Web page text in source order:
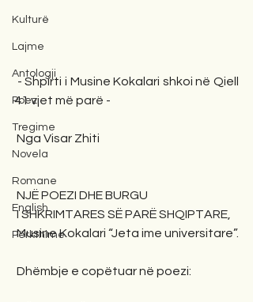
Kulturë
Lajme
Antologji
Poezi
Tregime
Novela
Romane
English
Përkthime
- Shpirti i Musine Kokalari shkoi në Qiell
41 vjet më parë -
Nga Visar Zhiti
NJË POEZI DHE BURGU
I SHKRIMTARES SË PARË SHQIPTARE,
Musine Kokalari “Jeta ime universitare”.
Dhëmbje e copëtuar në poezi: